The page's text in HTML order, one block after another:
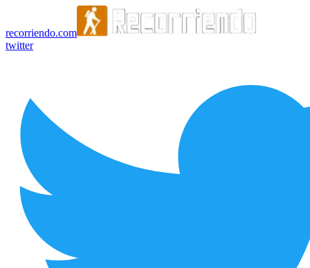
recorriendo.com
twitter